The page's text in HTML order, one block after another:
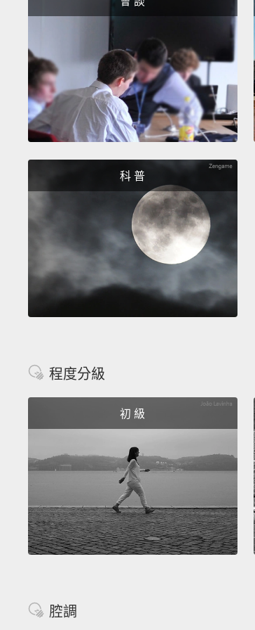
科 普
程度分級
初 級
腔調